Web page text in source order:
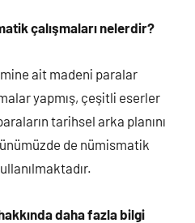
çalışmaları nelerdir?
ait madeni paralar
yapmış, çeşitli eserler
tarihsel arka planını
de nümismatik
daha fazla bilgi